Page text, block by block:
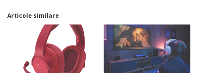
Articole similare